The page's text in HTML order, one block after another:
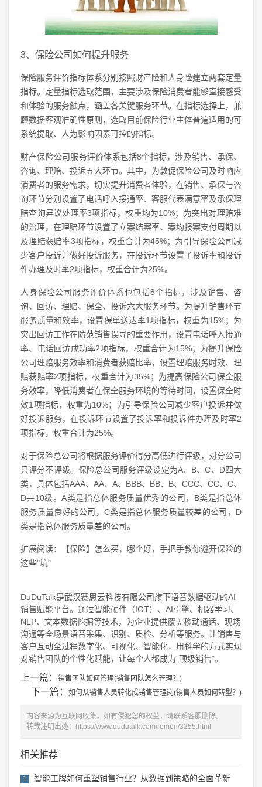
3、保险公司如何提升服务
保险服务评价指标体系分别按照财产险和人身险建立两套定量
指标。定量指标选取范围，主要涉及保险消费者能够直接感受
和体验的服务触点，涵盖各关键服务环节。在指标选择上，兼
顾数据客观准确性原则，选取目前保险行业主体普遍适用的可
系统提取、人为影响因素可控的指标。
财产保险公司服务评价体系包括8个指标，涉及销售、承保、
咨询、理赔、投诉五大环节。其中，为敦促保险公司及时响应
消费者的服务需求，切实提升消费者体验，在销售、承保与咨
询环节分别设置了电话呼入接通率、客服代表满意率及承保理
赔查询异议处理率3项指标，权重均为10%；为突出对理赔难
的治理，在理赔环节设置了立案结案率、案均报案支付周期以
及理赔获赔率3项指标，权重合计为45%；为引导保险公司减
少客户投诉并做好投诉服务，在投诉环节设置了投诉率和投诉
件办理及时率2项指标，权重合计为25%。
人身保险公司服务评价体系也包括8个指标，涉及销售、咨
询、回访、理赔、保全、投诉六大服务环节。为提升销售环节
服务质量和效率，设置保单送达率1项指标，权重为15%；为
突出回访工作在防范销售误导的重要作用，设置电话呼入接通
率、电话回访成功率2项指标，权重合计为15%；为提升保险
公司理赔服务效率和消费者获赔比率，设置理赔服务时效、理
赔获赔率2项指标，权重合计为35%；为提高保险公司保全服
务效率，降低消费者在保全服务环境的等待时间，设置保全时
效1项指标，权重为10%；为引导保险公司减少客户投诉并做
好投诉服务，在投诉环节设置了投诉率和投诉件办理及时率2
项指标，权重合计为25%。
对于保险总公司将根据服务评价得分高低进行评级，对分公司
只评分不评级。保险总公司服务评级设定为A、B、C、D四大
类，具体包括AAA、AA、A、BBB、BB、B、CCC、CC、C、
D共10级。A类是指总体服务质量优秀的公司，B类是指总体
服务质量良好的公司，C类是指总体服务质量较差的公司，D
类是指总体服务质量差的公司。
扩展阅读：【保险】怎么买，哪个好，手把手教你避开保险的
这些"坑"
DuDuTalk是武汉赛思云科技有限公司旗下语音数据驱动的AI
销售赋能平台。通过智能硬件（IOT）、AI引擎、机器学习、
NLP、文本数据挖掘等技术，为企业提供覆盖移动通话、现场
沟通等全场景语音采集、识别、质检、分析等服务。让销售与
客户互动全过程数字化、可视化、智能化，用科学的方式实现
对销售团队的个性化赋能，让每个人都成为“顶级销售”。
上一篇： 销售团队如何管理(销售团队怎么管理？)
下一篇： 如何从销售人员转化成销售管理岗(销售人员如何转型？)
内容来源为互联网收集，如有侵犯您的权益，请联系客服删除。
转载注明出处： https://www.dudutalk.com/remen/3255.html
相关推荐
1 智能工牌如何重塑销售行业？从数据到策略的全面革新